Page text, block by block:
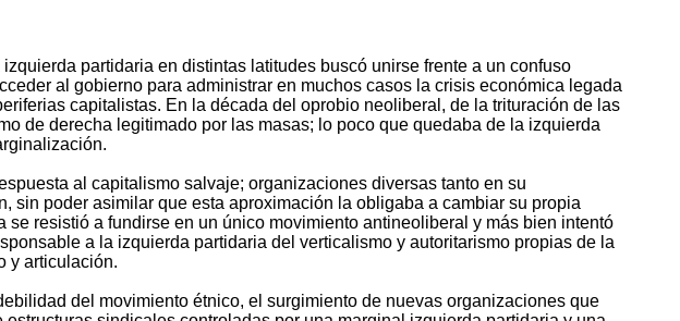
partidaria en distintas latitudes buscó unirse frente a un confuso
al gobierno para administrar en muchos casos la crisis económica legada
capitalistas. En la década del oprobio neoliberal, de la trituración de las
de derecha legitimado por las masas; lo poco que quedaba de la izquierda
al capitalismo salvaje; organizaciones diversas tanto en su
poder asimilar que esta aproximación la obligaba a cambiar su propia
resistió a fundirse en un único movimiento antineoliberal y más bien intentó
a la izquierda partidaria del verticalismo y autoritarismo propias de la
y articulación.
del movimiento étnico, el surgimiento de nuevas organizaciones que